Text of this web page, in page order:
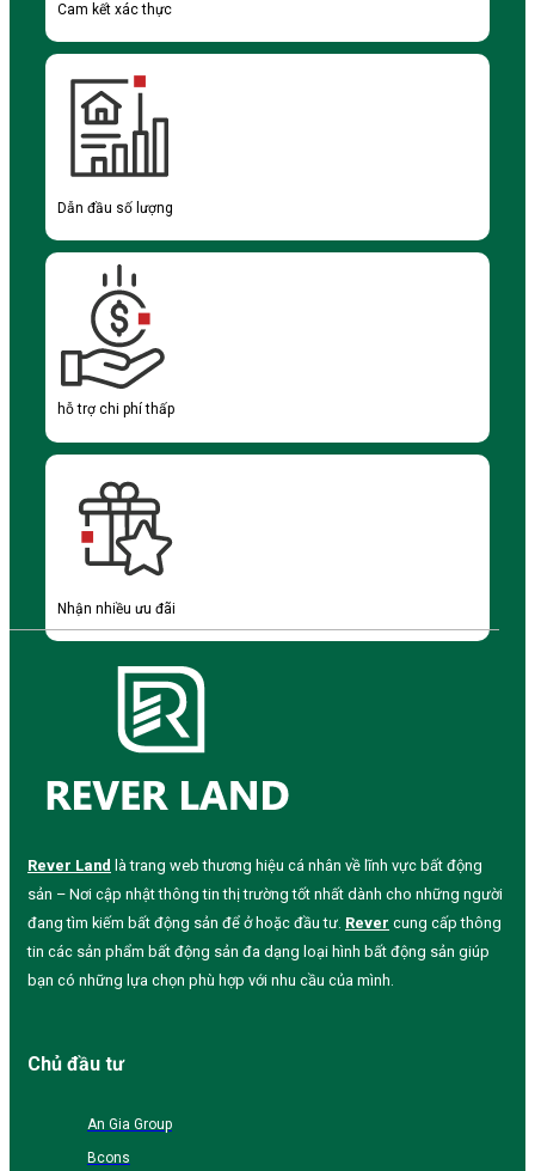
Cam kết xác thực
Dẫn đầu số lượng
hỗ trợ chi phí thấp
Nhận nhiều ưu đãi
Rever Land là trang web thương hiệu cá nhân về lĩnh vực bất động
sản – Nơi cập nhật thông tin thị trường tốt nhất dành cho những người
đang tìm kiếm bất động sản để ở hoặc đầu tư. Rever cung cấp thông
tin các sản phẩm bất động sản đa dạng loại hình bất động sản giúp
bạn có những lựa chọn phù hợp với nhu cầu của mình.
Chủ đầu tư
An Gia Group
Bcons